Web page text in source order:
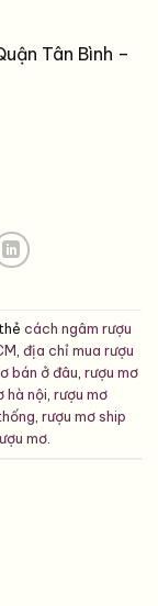
Tân Bình –
cách ngâm rượu
địa chỉ mua rượu
bán ở đâu rượu mơ
hà nội rượu mơ
rượu mơ ship
mơ